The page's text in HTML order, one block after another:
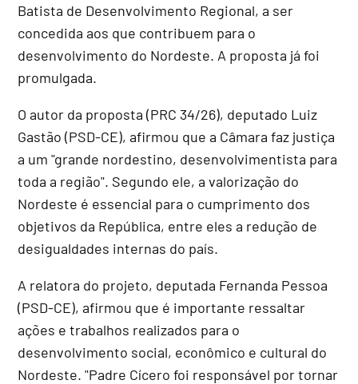
Batista de Desenvolvimento Regional, a ser
concedida aos que contribuem para o
desenvolvimento do Nordeste. A proposta já foi
promulgada.
O autor da proposta (PRC 34/26), deputado Luiz
Gastão (PSD-CE), afirmou que a Câmara faz justiça
a um "grande nordestino, desenvolvimentista para
toda a região". Segundo ele, a valorização do
Nordeste é essencial para o cumprimento dos
objetivos da República, entre eles a redução de
desigualdades internas do país.
A relatora do projeto, deputada Fernanda Pessoa
(PSD-CE), afirmou que é importante ressaltar
ações e trabalhos realizados para o
desenvolvimento social, econômico e cultural do
Nordeste. "Padre Cícero foi responsável por tornar